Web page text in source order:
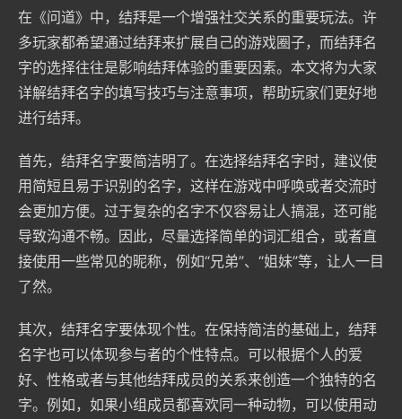
在《问道》中，结拜是一个增强社交关系的重要玩法。许
多玩家都希望通过结拜来扩展自己的游戏圈子，而结拜名
字的选择往往是影响结拜体验的重要因素。本文将为大家
详解结拜名字的填写技巧与注意事项，帮助玩家们更好地
进行结拜。
首先，结拜名字要简洁明了。在选择结拜名字时，建议使
用简短且易于识别的名字，这样在游戏中呼唤或者交流时
会更加方便。过于复杂的名字不仅容易让人搞混，还可能
导致沟通不畅。因此，尽量选择简单的词汇组合，或者直
接使用一些常见的昵称，例如“兄弟”、“姐妹”等，让人一目
了然。
其次，结拜名字要体现个性。在保持简洁的基础上，结拜
名字也可以体现参与者的个性特点。可以根据个人的爱
好、性格或者与其他结拜成员的关系来创造一个独特的名
字。例如，如果小组成员都喜欢同一种动物，可以使用动